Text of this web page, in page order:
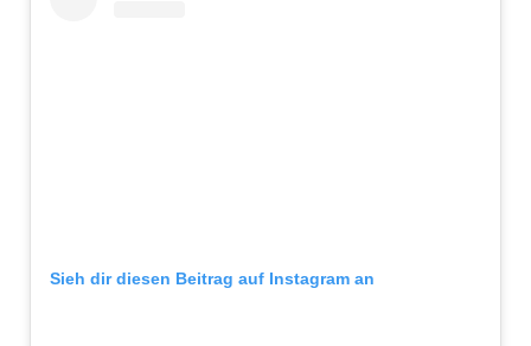
Sieh dir diesen Beitrag auf Instagram an